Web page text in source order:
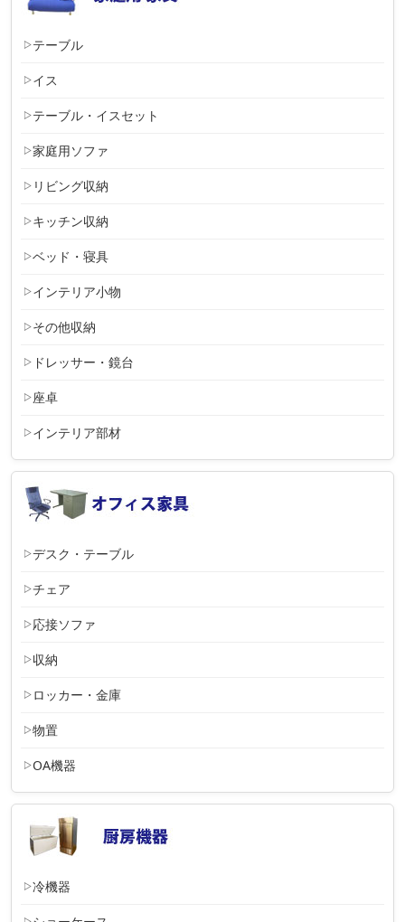
テーブル
イス
テーブル・イスセット
家庭用ソファ
リビング収納
キッチン収納
ベッド・寝具
インテリア小物
その他収納
ドレッサー・鏡台
座卓
インテリア部材
デスク・テーブル
チェア
応接ソファ
収納
ロッカー・金庫
物置
OA機器
冷機器